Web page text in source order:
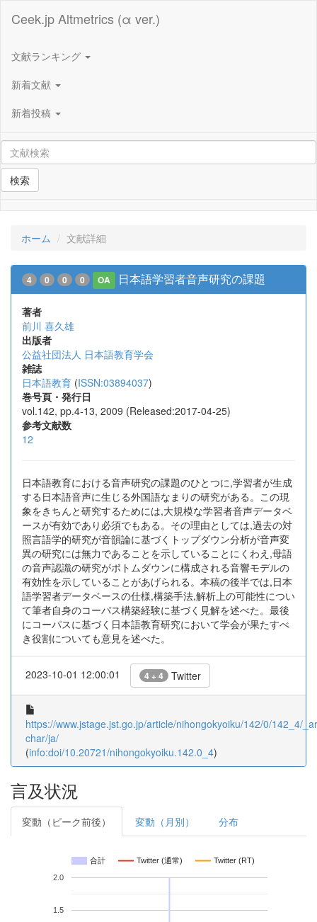
Ceek.jp Altmetrics (α ver.)
文献ランキング
新着文献
新着投稿
検索
ホーム 文献詳細
4 0 0 0 OA 日本語学習者音声研究の課題
著者
前川 喜久雄
出版者
公益社団法人 日本語教育学会
雑誌
日本語教育 (ISSN:03894037)
巻号頁・発行日
vol.142, pp.4-13, 2009 (Released:2017-04-25)
参考文献数
12
日本語教育における音声研究の課題のひとつに,学習者が生成
する日本語音声に生じる外国語なまりの研究がある。この現
象をきちんと研究するためには,大規模な学習者音声データベ
ースが有効であり必須でもある。その理由としては,過去の対
照言語学的研究が音韻論に基づくトップダウン分析が音声変
異の研究には無力であることを示していることにくわえ,母語
の音声認識の研究がボトムダウンに構成される音響モデルの
有効性を示していることがあげられる。本稿の後半では,日本
語学習者データベースの仕様,構築手法,解析上の可能性につい
て筆者自身のコーパス構築経験に基づく見解を述べた。最後
にコーパスに基づく日本語教育研究において学会が果たすべ
き役割についても意見を述べた。
2023-10-01 12:00:01 4 + 4 Twitter
https://www.jstage.jst.go.jp/article/nihongokyoiku/142/0/142_4/
char/ja/
(info:doi/10.20721/nihongokyoiku.142.0_4)
言及状況
変動（ピーク前後） 変動（月別） 分布
合計 Twitter (通常) Twitter (RT)
1.5
2.0